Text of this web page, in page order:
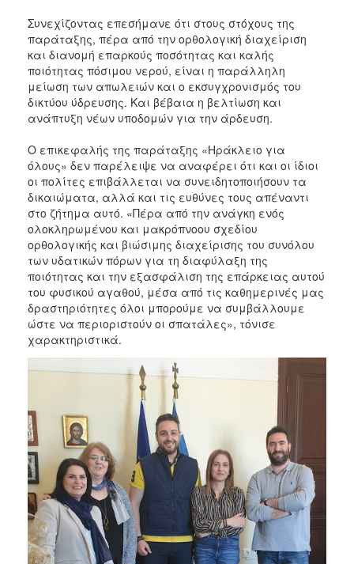
Συνεχίζοντας επεσήμανε ότι στους στόχους της
παράταξης, πέρα από την ορθολογική διαχείριση
και διανομή επαρκούς ποσότητας και καλής
ποιότητας πόσιμου νερού, είναι η παράλληλη
μείωση των απωλειών και ο εκσυγχρονισμός του
δικτύου ύδρευσης. Και βέβαια η βελτίωση και
ανάπτυξη νέων υποδομών για την άρδευση.
Ο επικεφαλής της παράταξης «Ηράκλειο για
όλους» δεν παρέλειψε να αναφέρει ότι και οι ίδιοι
οι πολίτες επιβάλλεται να συνειδητοποιήσουν τα
δικαιώματα, αλλά και τις ευθύνες τους απέναντι
στο ζήτημα αυτό. «Πέρα από την ανάγκη ενός
ολοκληρωμένου και μακρόπνοου σχεδίου
ορθολογικής και βιώσιμης διαχείρισης του συνόλου
των υδατικών πόρων για τη διαφύλαξη της
ποιότητας και την εξασφάλιση της επάρκειας αυτού
του φυσικού αγαθού, μέσα από τις καθημερινές μας
δραστηριότητες όλοι μπορούμε να συμβάλλουμε
ώστε να περιοριστούν οι σπατάλες», τόνισε
χαρακτηριστικά.